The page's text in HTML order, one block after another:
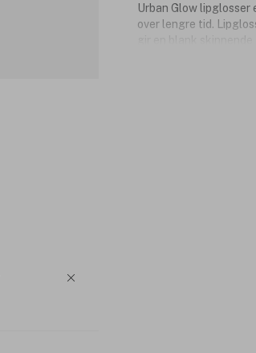
Urban Glow
over lengre tid.
100 % vegansk og